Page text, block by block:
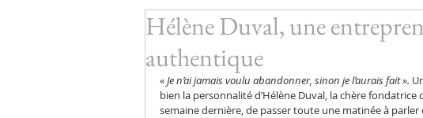
Hélène Duval, une
authentique
« Je n’ai jamais voulu abandonner, sinon je l’aurais fait ».
bien la personnalité d’Hélène Duval, la chère fondatrice
semaine dernière, de passer toute une matinée à